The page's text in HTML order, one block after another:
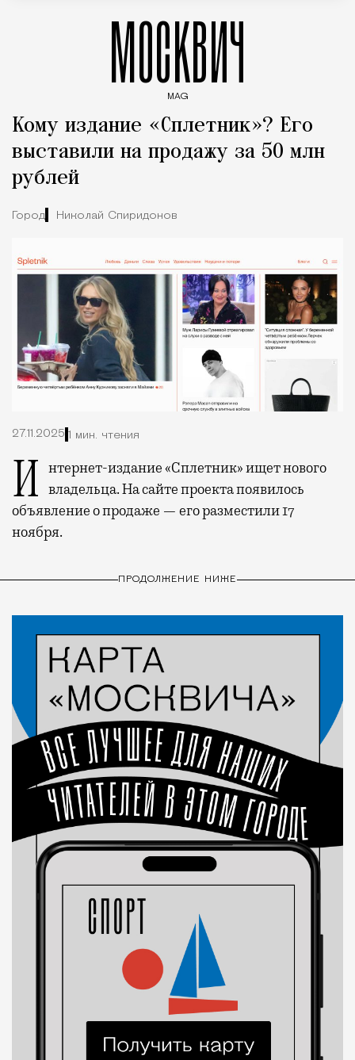
МОСКВИЧ
MAG
Кому издание «Сплетник»? Его
выставили на продажу за 50 млн
рублей
Город Николай Спиридонов
27.11.2025 1 мин. чтения
Интернет-издание «Сплетник» ищет нового владельца. На сайте проекта появилось
объявление о продаже — его разместили 17
ноября.
ПРОДОЛЖЕНИЕ НИЖЕ